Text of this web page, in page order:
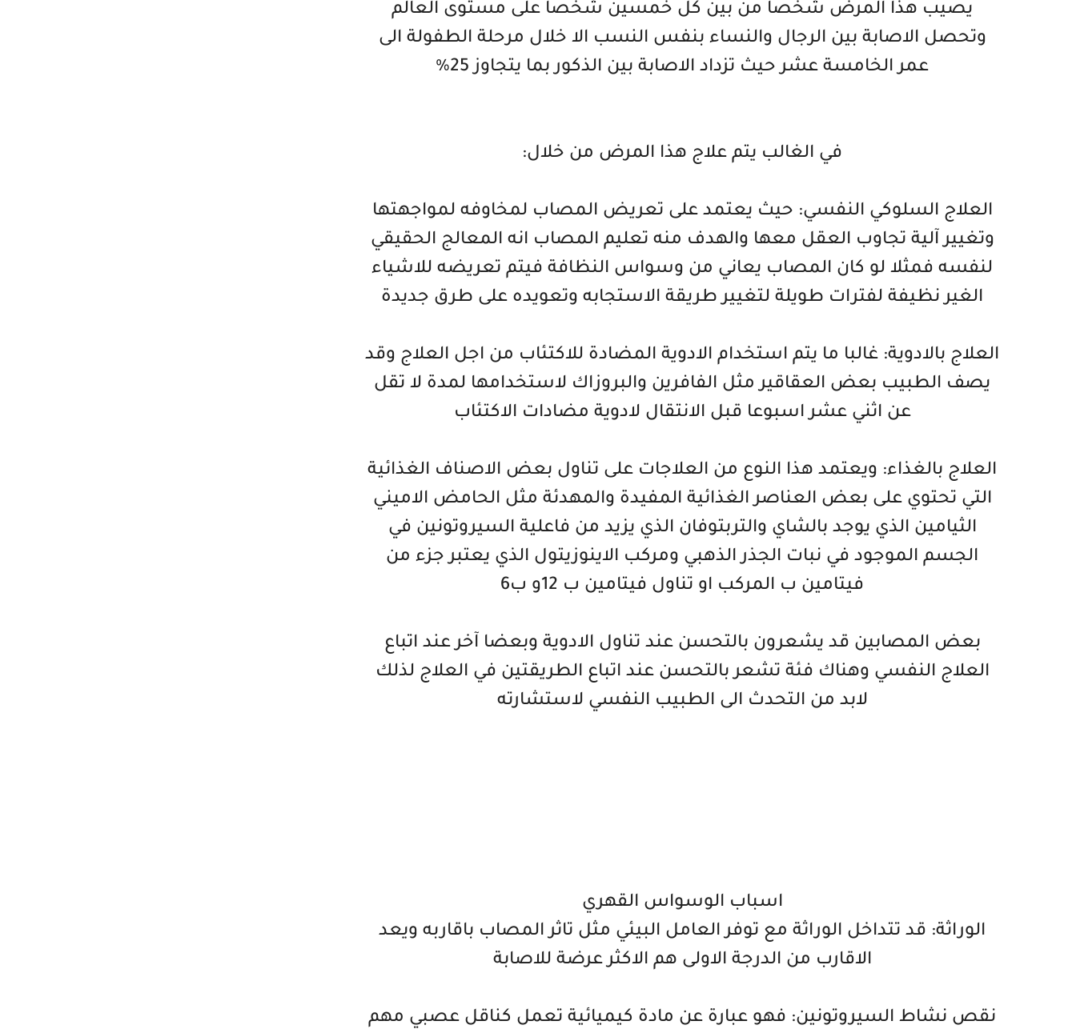
يصيب هذا المرض شخصا من بين كل خمسين شخصا على مستوى العالم
وتحصل الاصابة بين الرجال والنساء بنفس النسب الا خلال مرحلة الطفولة الى
عمر الخامسة عشر حيث تزداد الاصابة بين الذكور بما يتجاوز 25%
في الغالب يتم علاج هذا المرض من خلال:
العلاج السلوكي النفسي: حيث يعتمد على تعريض المصاب لمخاوفه لمواجهتها
وتغيير آلية تجاوب العقل معها والهدف منه تعليم المصاب انه المعالج الحقيقي
لنفسه فمثلا لو كان المصاب يعاني من وسواس النظافة فيتم تعريضه للاشياء
الغير نظيفة لفترات طويلة لتغيير طريقة الاستجابه وتعويده على طرق جديدة
العلاج بالادوية: غالبا ما يتم استخدام الادوية المضادة للاكتئاب من اجل العلاج وقد
يصف الطبيب بعض العقاقير مثل الفافرين والبروزاك لاستخدامها لمدة لا تقل
عن اثني عشر اسبوعا قبل الانتقال لادوية مضادات الاكتئاب
العلاج بالغذاء: ويعتمد هذا النوع من العلاجات على تناول بعض الاصناف الغذائية
التي تحتوي على بعض العناصر الغذائية المفيدة والمهدئة مثل الحامض الاميني
الثيامين الذي يوجد بالشاي والتربتوفان الذي يزيد من فاعلية السيروتونين في
الجسم الموجود في نبات الجذر الذهبي ومركب الاينوزيتول الذي يعتبر جزء من
فيتامين ب المركب او تناول فيتامين ب 12و ب6
بعض المصابين قد يشعرون بالتحسن عند تناول الادوية وبعضا آخر عند اتباع
العلاج النفسي وهناك فئة تشعر بالتحسن عند اتباع الطريقتين في العلاج لذلك
لابد من التحدث الى الطبيب النفسي لاستشارته
اسباب الوسواس القهري
الوراثة: قد تتداخل الوراثة مع توفر العامل البيئي مثل تاثر المصاب باقاربه ويعد
الاقارب من الدرجة الاولى هم الاكثر عرضة للاصابة
نقص نشاط السيروتونين: فهو عبارة عن مادة كيميائية تعمل كناقل عصبي مهم